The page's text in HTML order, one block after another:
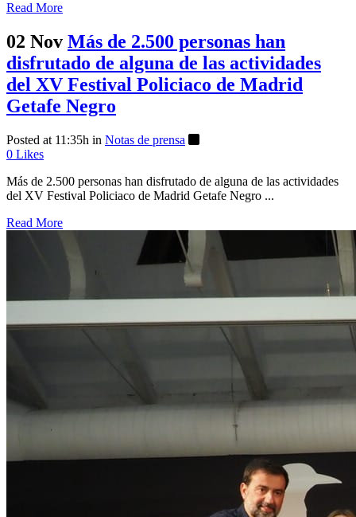
Read More
02 Nov Más de 2.500 personas han
disfrutado de alguna de las actividades
del XV Festival Policiaco de Madrid
Getafe Negro
Posted at 11:35h in Notas de prensa
0 Likes
Más de 2.500 personas han disfrutado de alguna de las actividades
del XV Festival Policiaco de Madrid Getafe Negro ...
Read More